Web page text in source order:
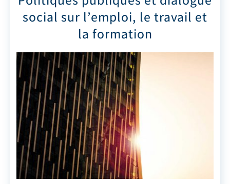
social sur l’emploi, le travail et
la formation